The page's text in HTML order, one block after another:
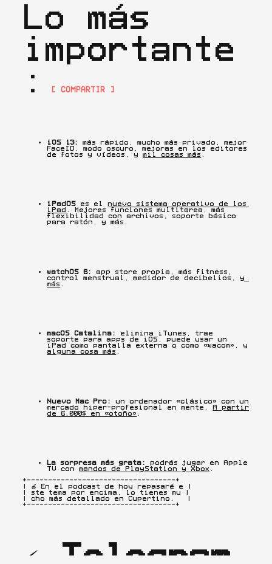
Lo más
importante
:
[ COMPARTIR ]
iOS 13:
más rápido, mucho más privado, mejor
FaceID, modo oscuro, mejoras en los editores
de fotos y vídeos, y mil cosas más .
iPadOS es el nuevo sistema operativo de los
iPad . Mejores funciones multitarea, más
flexibilidad con archivos, soporte básico
para ratón, y más.
watchOS 6:
app store propia, más fitness,
control menstrual, medidor de decibelios, y
más
macOS Catalina:
elimina iTunes, trae
soporte para apps de iOS, puede usar un
alguna cosa más .
Nuevo Mac Pro:
un ordenador «clásico» con un
mercado hiper-profesional en mente. A partir
de 6.000$ en «otoño»
La sorpresa más grata:
podrás jugar en Apple
TV con mandos de PlayStation y Xbox .
+-----------------------------------+
| 🍎 En el podcast de hoy repasaré e |
| ste tema por encima, lo tienes mu |
| cho más detallado en Cupertino.   |
+-----------------------------------+
⚡️ Telegram